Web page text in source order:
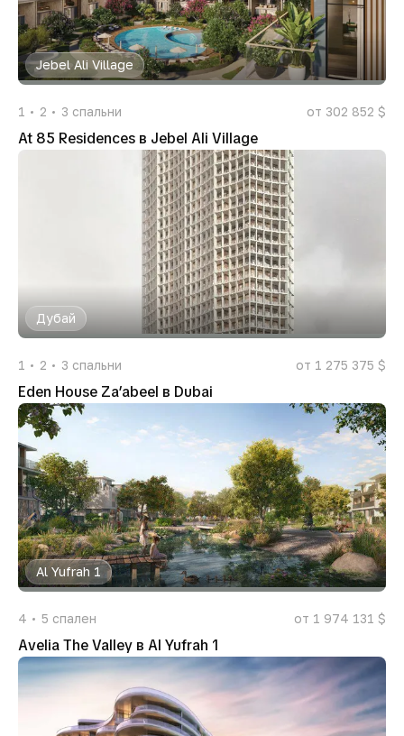
Jebel Ali Village
1 2 3 спальни от 302 852 $
At 85 Residences в Jebel Ali Village
Дубай
1 2 3 спальни от 1 275 375 $
Eden House Za’abeel в Dubai
Al Yufrah 1
4 5 спален от 1 974 131 $
Avelia The Valley в Al Yufrah 1